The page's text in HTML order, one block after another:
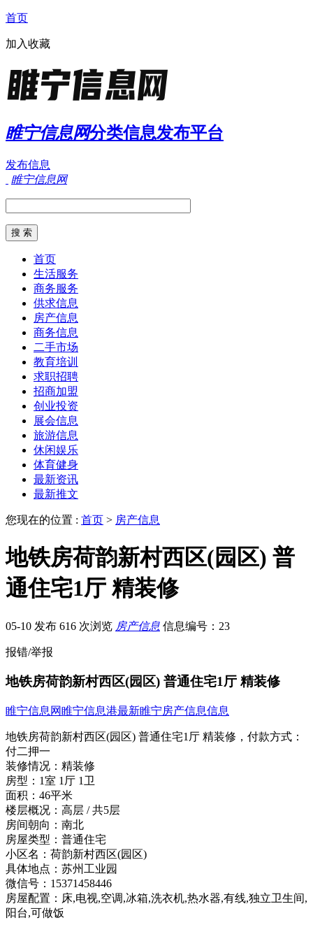
首页
加入收藏
睢宁信息网分类信息发布平台
发布信息
睢宁信息网
首页
生活服务
商务服务
供求信息
房产信息
商务信息
二手市场
教育培训
求职招聘
招商加盟
创业投资
展会信息
旅游信息
休闲娱乐
体育健身
最新资讯
最新推文
您现在的位置 : 首页 > 房产信息
地铁房荷韵新村西区(园区) 普
通住宅1厅 精装修
05-10 发布 616 次浏览 房产信息 信息编号：23
报错/举报
地铁房荷韵新村西区(园区) 普通住宅1厅 精装修
睢宁信息网睢宁信息港最新睢宁房产信息信息
地铁房荷韵新村西区(园区) 普通住宅1厅 精装修， 付款方式：
付二押一
装修情况： 精装修
房型： 1室 1厅 1卫
面积： 46平米
楼层概况： 高层 / 共5层
房间朝向： 南北
房屋类型： 普通住宅
小区名： 荷韵新村西区(园区)
具体地点： 苏州工业园
微信号： 15371458446
房屋配置： 床,电视,空调,冰箱,洗衣机,热水器,有线,独立卫生间,
阳台,可做饭